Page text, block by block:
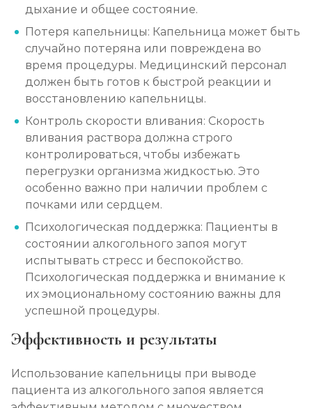
дыхание и общее состояние.
Потеря капельницы: Капельница может быть
случайно потеряна или повреждена во
время процедуры. Медицинский персонал
должен быть готов к быстрой реакции и
восстановлению капельницы.
Контроль скорости вливания: Скорость
вливания раствора должна строго
контролироваться, чтобы избежать
перегрузки организма жидкостью. Это
особенно важно при наличии проблем с
почками или сердцем.
Психологическая поддержка: Пациенты в
состоянии алкогольного запоя могут
испытывать стресс и беспокойство.
Психологическая поддержка и внимание к
их эмоциональному состоянию важны для
успешной процедуры.
Эффективность и результаты
Использование капельницы при выводе
пациента из алкогольного запоя является